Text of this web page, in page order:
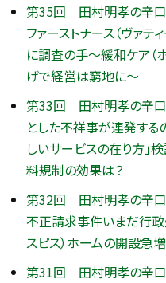
第35回 田村明孝の辛口
ファーストナース（ヴァ
に調査の手～緩和ケア（
げで経営は窮地に～
第33回 田村明孝の辛口
とした不祥事が連発する
しいサービスの在り方」
料規制の効果は？
第32回 田村明孝の辛口
不正請求事件いまだ行政
スピス）ホームの開設急増
第31回 田村明孝の辛口